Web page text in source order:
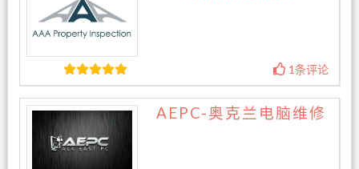
1条评论
AEPC-奥克兰电脑维修